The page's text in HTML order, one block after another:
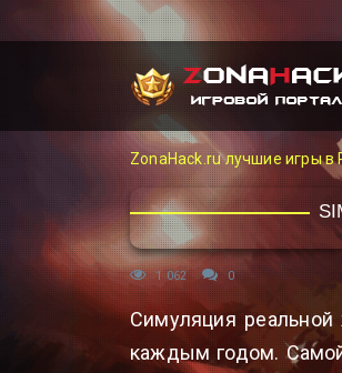
ZonaHack.ru лучшие игры в
1 062 0
Симуляция
каждым годом.